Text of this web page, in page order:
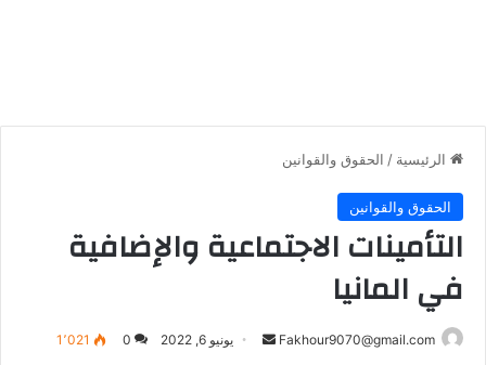
الرئيسية / الحقوق والقوانين
الحقوق والقوانين
التأمينات الاجتماعية والإضافية
في المانيا
Fakhour9070@gmail.com
أرسل يونيو 6, 2022 0 1٬021